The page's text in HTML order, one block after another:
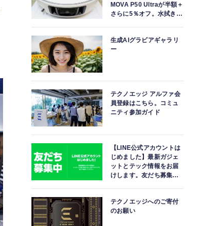
MOVA P50 Ultraが半額＋
さらに5％オフ。水拭きモ
生成AIグラビアギャラリ
ー
テクノエッジ アルファ会
員登録はこちら。コミュ
ニティ参加ガイド
【LINE公式アカウントは
じめました】最新ガジェ
ットとテック情報をお届
けします。友だち募集
テクノエッジへのご寄付
のお願い